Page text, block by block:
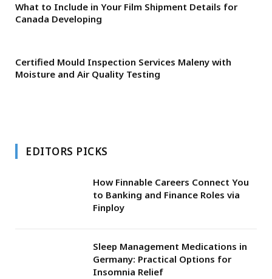
What to Include in Your Film Shipment Details for
Canada Developing
Certified Mould Inspection Services Maleny with
Moisture and Air Quality Testing
EDITORS PICKS
How Finnable Careers Connect You
to Banking and Finance Roles via
Finploy
Sleep Management Medications in
Germany: Practical Options for
Insomnia Relief